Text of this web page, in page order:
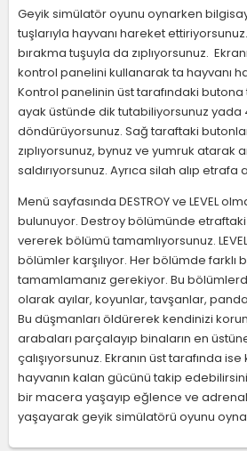
Geyik simülatör oyunu oynarken
tuşlarıyla hayvanı hareket
bırakma tuşuyla da zıplıyorsunuz.
kontrol panelini kullanarak ta hayvanı
Kontrol panelinin üst tarafındaki butona
ayak üstünde dik tutabiliyorsunuz yada
döndürüyorsunuz. Sağ taraftaki
zıplıyorsunuz, bynuz ve yumruk
saldırıyorsunuz. Ayrıca silah alıp
Menü sayfasında DESTROY ve LEVEL
bulunuyor. Destroy bölümünde
vererek bölümü tamamlıyorsunuz.
bölümler karşılıyor. Her bölümde farklı
tamamlamanız gerekiyor. Bu
olarak ayılar, koyunlar, tavşanlar,
Bu düşmanları öldürerek kendinizi
arabaları parçalayıp binaların en
çalışıyorsunuz. Ekranın üst tarafında
hayvanın kalan gücünü takip
bir macera yaşayıp eğlence ve
yaşayarak geyik simülatörü oyunu